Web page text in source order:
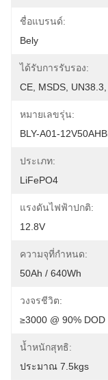
ชื่อแบรนด์:
Bely
ได้รับการรับรอง:
CE, MSDS,
หมายเลขรุ่น:
BLY-A01-
ประเภท:
LiFePO4
แรงดันไฟฟ้าปกติ:
12.8V
ความจุที่กำหนด:
50Ah / 640Wh
วงจรชีวิต:
≥3000 @ 90%
น้ำหนักสุทธิ:
ประมาณ 7.5kgs